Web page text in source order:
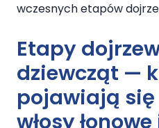
wczesnychetapów
Etapy
dziewcząt —
pojawiają się
włosy